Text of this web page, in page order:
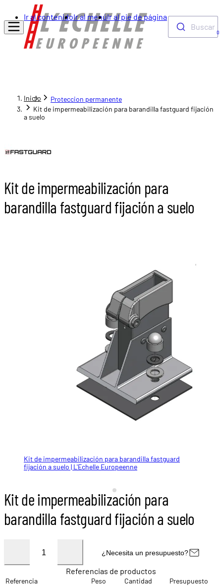
Ir al contenidoIr al menúIr al pie de página
Buscar
0
Inicio
Proteccion permanente
Kit de impermeabilización para barandilla fastguard fijación
a suelo
Kit de impermeabilización para
barandilla fastguard fijación a suelo
Kit de impermeabilización para barandilla fastguard
fijación a suelo | L'Echelle Europeenne
Kit de impermeabilización para barandilla fastguard
fijación a suelo | L'Echelle Europeenne
Kit de impermeabilización para
barandilla fastguard fijación a suelo
¿Necesita un presupuesto?
Referencias de productos
Referencia Peso Cantidad Presupuesto